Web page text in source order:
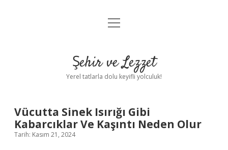
Anasayfa
Yasal Uyarı
menüyü
Şehir ve Lezzet
Yerel tatlarla dolu keyifli yolculuk!
Vücutta Sinek Isırığı Gibi
Kabarcıklar Ve Kaşıntı Neden Olur
Tarih: Kasım 21, 2024